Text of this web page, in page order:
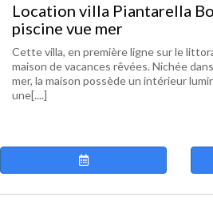
Location villa Piantarella
piscine vue mer
Cette villa, en première ligne sur le
maison de vacances rêvées. Nichée
mer, la maison possède un intérieur
une[....]